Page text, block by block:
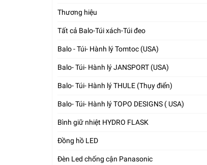
Thương hiệu
Tất cả Balo-Túi xách-Túi đeo
Balo - Túi- Hành lý Tomtoc (USA)
Balo- Túi- Hành lý JANSPORT (USA)
Balo- Túi- Hành lý THULE (Thụy điển)
Balo- Túi- Hành lý TOPO DESIGNS ( USA)
Bình giữ nhiệt HYDRO FLASK
Đồng hồ LED
Đèn Led chống cận Panasonic